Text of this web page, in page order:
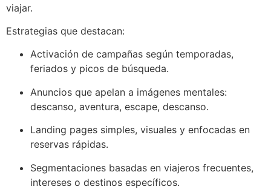
viajar.
Estrategias que destacan:
Activación de campañas según temporadas,
feriados y picos de búsqueda.
Anuncios que apelan a imágenes mentales:
descanso, aventura, escape, descanso.
Landing pages simples, visuales y enfocadas en
reservas rápidas.
Segmentaciones basadas en viajeros frecuentes,
intereses o destinos específicos.